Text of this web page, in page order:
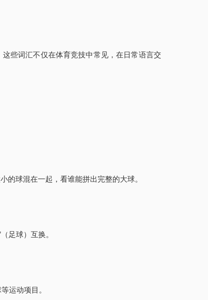
这些词汇不仅在体育竞技中常见，在日常语言交
的球混在一起，看谁能拼出完整的大球。
足球）互换。
运动项目。